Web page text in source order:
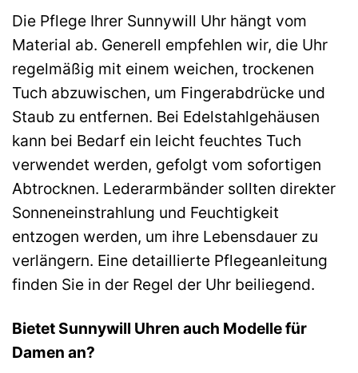
Die Pflege Ihrer Sunnywill Uhr hängt vom
Material ab. Generell empfehlen wir, die Uhr
regelmäßig mit einem weichen, trockenen
Tuch abzuwischen, um Fingerabdrücke und
Staub zu entfernen. Bei Edelstahlgehäusen
kann bei Bedarf ein leicht feuchtes Tuch
verwendet werden, gefolgt vom sofortigen
Abtrocknen. Lederarmbänder sollten direkter
Sonneneinstrahlung und Feuchtigkeit
entzogen werden, um ihre Lebensdauer zu
verlängern. Eine detaillierte Pflegeanleitung
finden Sie in der Regel der Uhr beiliegend.
Bietet Sunnywill Uhren auch Modelle für
Damen an?